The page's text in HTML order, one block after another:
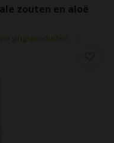
zouten en aloë